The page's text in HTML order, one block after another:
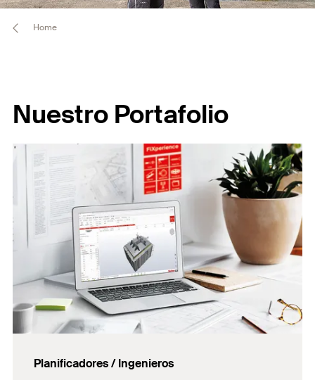
Home
Nuestro Portafolio
Planificadores / Ingenieros